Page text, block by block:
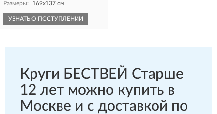
Размеры:
169х137 см
УЗНАТЬ О ПОСТУПЛЕНИИ
Круги БЕСТВЕЙ Старше
12 лет можно купить в
Москве и с доставкой по